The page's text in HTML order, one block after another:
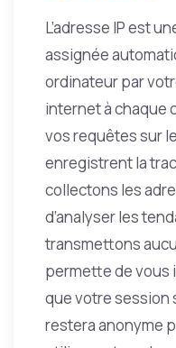
L’adresse IP est
assignée
ordinateur par
internet à chaque
vos requêtes sur
enregistrent la
collectons les
d’analyser les
transmettons
permette de vous
que votre session
restera anonyme